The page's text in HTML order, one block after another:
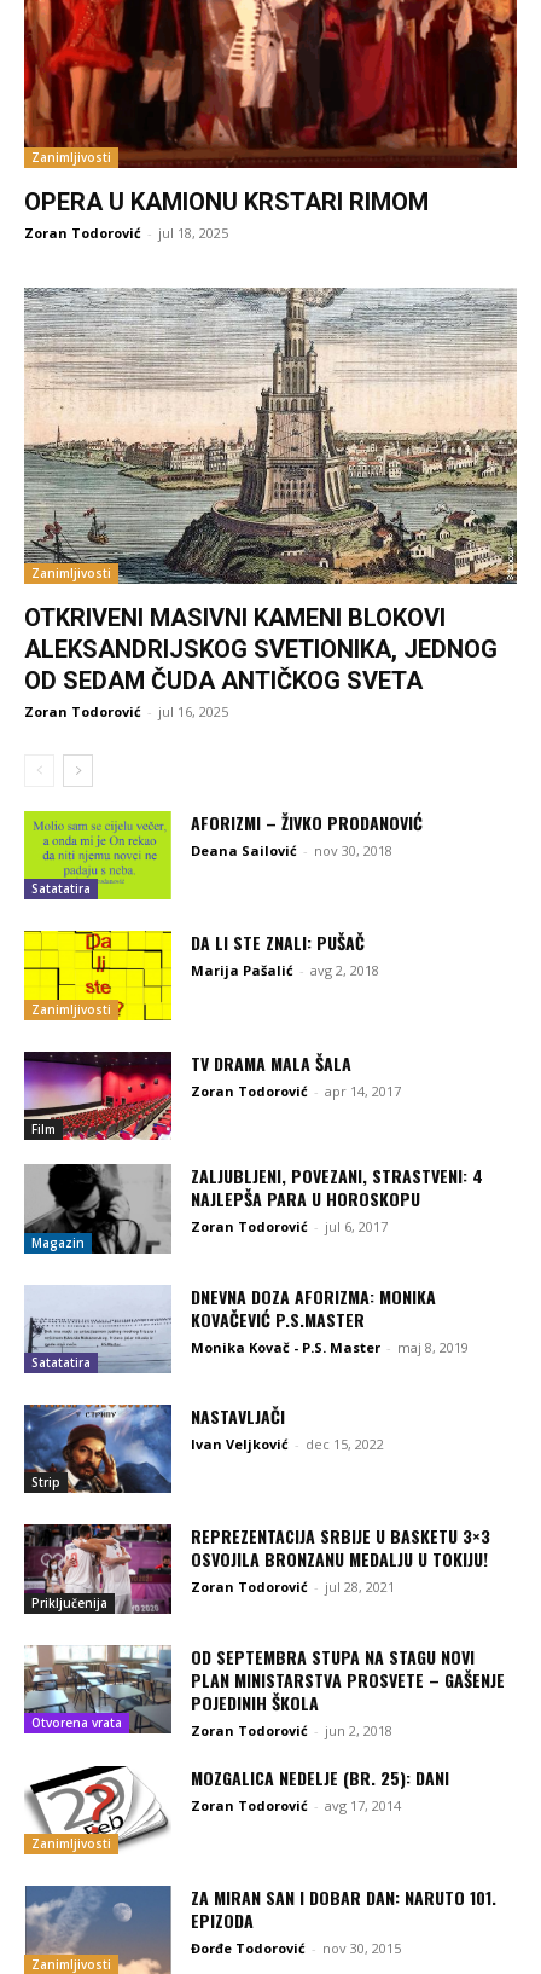
Zanimljivosti
OPERA U KAMIONU KRSTARI RIMOM
Zoran Todorović - jul 18, 2025
Zanimljivosti
OTKRIVENI MASIVNI KAMENI BLOKOVI
ALEKSANDRIJSKOG SVETIONIKA, JEDNOG
OD SEDAM ČUDA ANTIČKOG SVETA
Zoran Todorović - jul 16, 2025
Satatatira
AFORIZMI – ŽIVKO PRODANOVIĆ
Deana Sailović - nov 30, 2018
Zanimljivosti
DA LI STE ZNALI: PUŠAČ
Marija Pašalić - avg 2, 2018
Film
TV DRAMA MALA ŠALA
Zoran Todorović - apr 14, 2017
Magazin
ZALJUBLJENI, POVEZANI, STRASTVENI: 4
NAJLEPŠA PARA U HOROSKOPU
Zoran Todorović - jul 6, 2017
Satatatira
DNEVNA DOZA AFORIZMA: MONIKA
KOVAČEVIĆ P.S.MASTER
Monika Kovač - P.S. Master - maj 8, 2019
Strip
NASTAVLJAČI
Ivan Veljković - dec 15, 2022
Priključenija
REPREZENTACIJA SRBIJE U BASKETU 3×3
OSVOJILA BRONZANU MEDALJU U TOKIJU!
Zoran Todorović - jul 28, 2021
Otvorena vrata
OD SEPTEMBRA STUPA NA STAGU NOVI
PLAN MINISTARSTVA PROSVETE – GAŠENJE
POJEDINIH ŠKOLA
Zoran Todorović - jun 2, 2018
Zanimljivosti
MOZGALICA NEDELJE (BR. 25): DANI
Zoran Todorović - avg 17, 2014
Zanimljivosti
ZA MIRAN SAN I DOBAR DAN: NARUTO 101.
EPIZODA
Đorđe Todorović - nov 30, 2015